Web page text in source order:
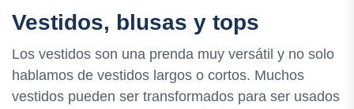
Vestidos, blusas y tops
Los vestidos son una prenda muy versátil y no solo
hablamos de vestidos largos o cortos. Muchos
vestidos pueden ser transformados para ser usados